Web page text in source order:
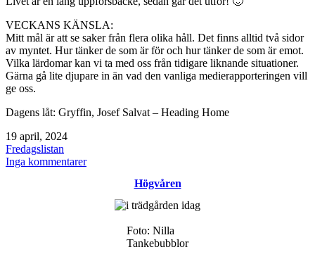
VECKANS KÄNSLA:
Mitt mål är att se saker från flera olika håll. Det finns alltid två sidor
av myntet. Hur tänker de som är för och hur tänker de som är emot.
Vilka lärdomar kan vi ta med oss från tidigare liknande situationer.
Gärna gå lite djupare in än vad den vanliga medierapporteringen vill
ge oss.
Dagens låt: Gryffin, Josef Salvat – Heading Home
Publicerat
den
19 april, 2024
Kategoriserat
som
Fredagslistan
Inga kommentarertill
fredagslistan
happykondri
Högvåren
Foto: Nilla
Tankebubblor